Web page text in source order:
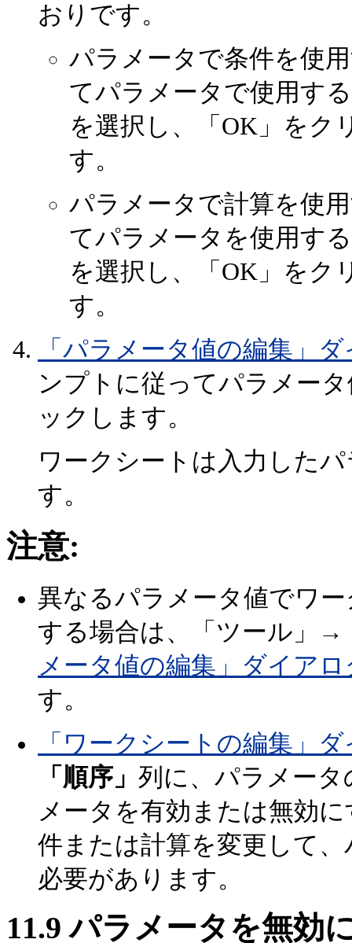
おりです。
パラメータで条件を使
てパラメータで使用す
を選択し、「OK」をク
す。
パラメータで計算を使
てパラメータを使用す
を選択し、「OK」をク
す。
「パラメータ値の編集」
ンプトに従ってパラメー
ックします。
ワークシートは入力した
す。
注意:
異なるパラメータ値でワ
する場合は、「ツール」→
メータ値の編集」ダイアロ
す。
「ワークシートの編集」
「順序」 列に、パラメー
メータを有効または無効
件または計算を変更して
必要があります。
11.9 パラメータを無効